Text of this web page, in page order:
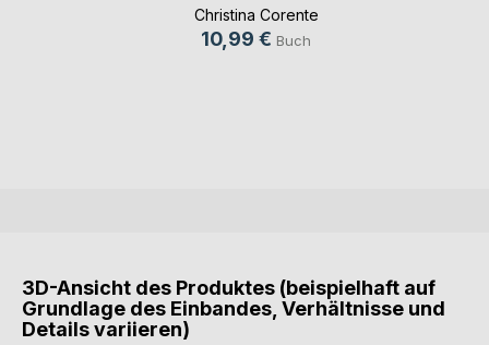
Christina Corente
10,99 € Buch
3D-Ansicht des Produktes (beispielhaft auf
Grundlage des Einbandes, Verhältnisse und
Details variieren)